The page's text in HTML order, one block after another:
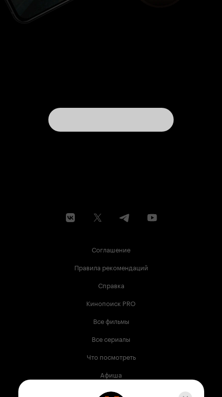
Соглашение
Правила рекомендаций
Справка
Кинопоиск PRO
Все фильмы
Все сериалы
Что посмотреть
Афиша
Музыка